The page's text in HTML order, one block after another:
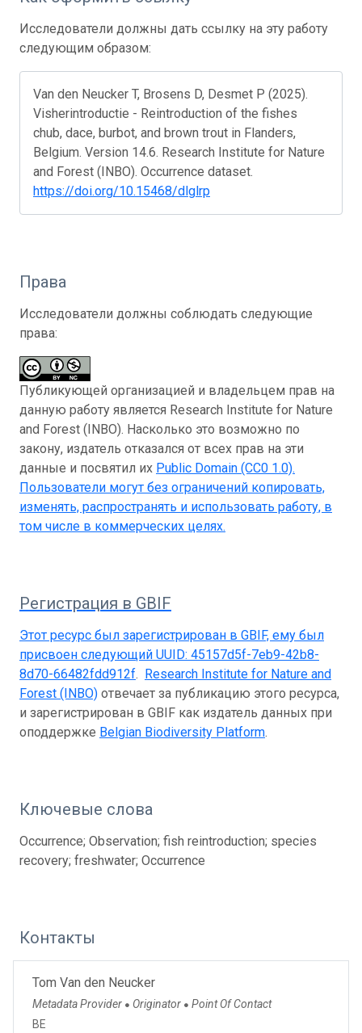
Исследователи должны дать ссылку на эту работу
следующим образом:
Van den Neucker T, Brosens D, Desmet P (2025).
Visherintroductie - Reintroduction of the fishes
chub, dace, burbot, and brown trout in Flanders,
Belgium. Version 14.6. Research Institute for Nature
and Forest (INBO). Occurrence dataset.
https://doi.org/10.15468/dlglrp
Права
Исследователи должны соблюдать следующие
права:
Публикующей организацией и владельцем прав на
данную работу является Research Institute for Nature
and Forest (INBO). Насколько это возможно по
закону, издатель отказался от всех прав на эти
данные и посвятил их Public Domain (CC0 1.0).
Пользователи могут без ограничений копировать,
изменять, распространять и использовать работу, в
том числе в коммерческих целях.
Регистрация в GBIF
Этот ресурс был зарегистрирован в GBIF, ему был
присвоен следующий UUID: 45157d5f-7eb9-42b8-
8d70-66482fdd912f. Research Institute for Nature and
Forest (INBO) отвечает за публикацию этого ресурса,
и зарегистрирован в GBIF как издатель данных при
оподдержке Belgian Biodiversity Platform.
Ключевые слова
Occurrence; Observation; fish reintroduction; species
recovery; freshwater; Occurrence
Контакты
Tom Van den Neucker
Metadata Provider ● Originator ● Point Of Contact
BE